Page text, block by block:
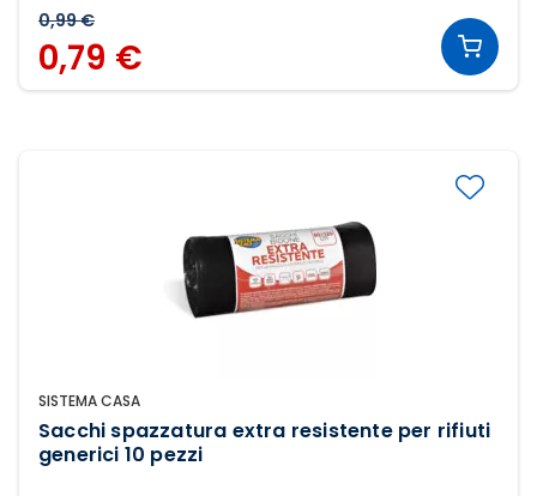
0,99 €
0,79 €
SISTEMA CASA
Sacchi spazzatura extra resistente per rifiuti
generici 10 pezzi